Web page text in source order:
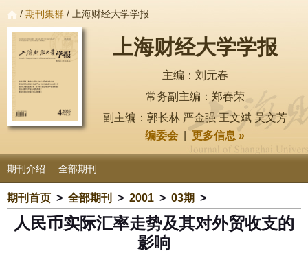
/ 期刊集群 / 上海财经大学学报
上海财经大学学报
主编：刘元春
常务副主编：郑春荣
副主编：郭长林 严金强 王文斌 吴文芳
编委会 |更多信息 »
期刊介绍 全部期刊
期刊首页 > 全部期刊 > 2001 > 03期 >
人民币实际汇率走势及其对外贸收支的
影响